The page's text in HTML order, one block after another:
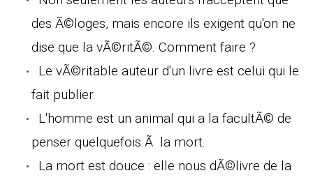
des Ã©loges, mais encore ils exigent qu'on ne
dise que la vÃ©ritÃ©. Comment faire ?
Le vÃ©ritable auteur d'un livre est celui qui le
fait publier.
L'homme est un animal qui a la facultÃ© de
penser quelquefois Ã la mort.
La mort est douce : elle nous dÃ©livre de la